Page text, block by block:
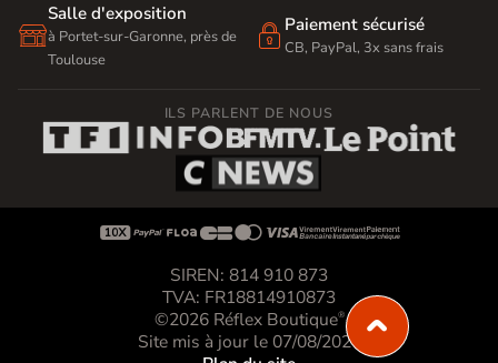

Salle d'exposition
à Portet-sur-Garonne, près de
Toulouse
 Paiement sécurisé
CB, PayPal, 3x sans frais
ILS PARLENT DE NOUS

SIREN: 814 910 873
TVA: FR18814910873
©2026 Réflex Boutique®
Site mis à jour le 07/08/2026